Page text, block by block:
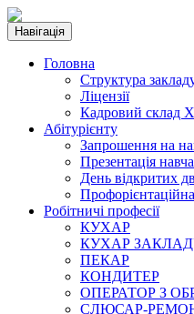
Навігація
Головна
Структура
Ліцензії
Кадровий склад
Абітурієнту
Запрошення на
Презентація
День відкритих
Робітничі професії
КУХАР
КУХАР
ПЕКАР
КОНДИТЕР
ОПЕРАТОР З
СЛЮСАР-